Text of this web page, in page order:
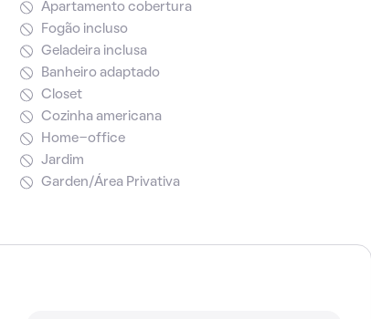
Apartamento cobertura
Fogão incluso
Geladeira inclusa
Banheiro adaptado
Closet
Cozinha americana
Home-office
Jardim
Garden/Área Privativa